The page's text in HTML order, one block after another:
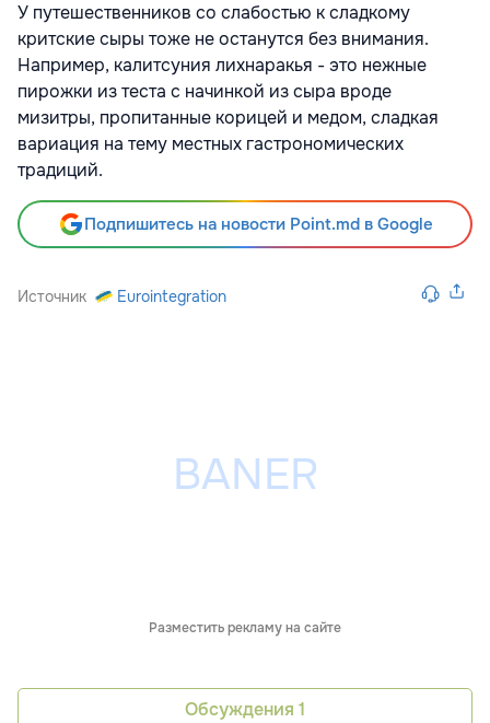
У путешественников со слабостью к сладкому
критские сыры тоже не останутся без внимания.
Например, калитсуния лихнаракья - это нежные
пирожки из теста с начинкой из сыра вроде
мизитры, пропитанные корицей и медом, сладкая
вариация на тему местных гастрономических
традиций.
Подпишитесь на новости Point.md в Google
Источник Eurointegration
Разместить рекламу на сайте
Обсуждения 1